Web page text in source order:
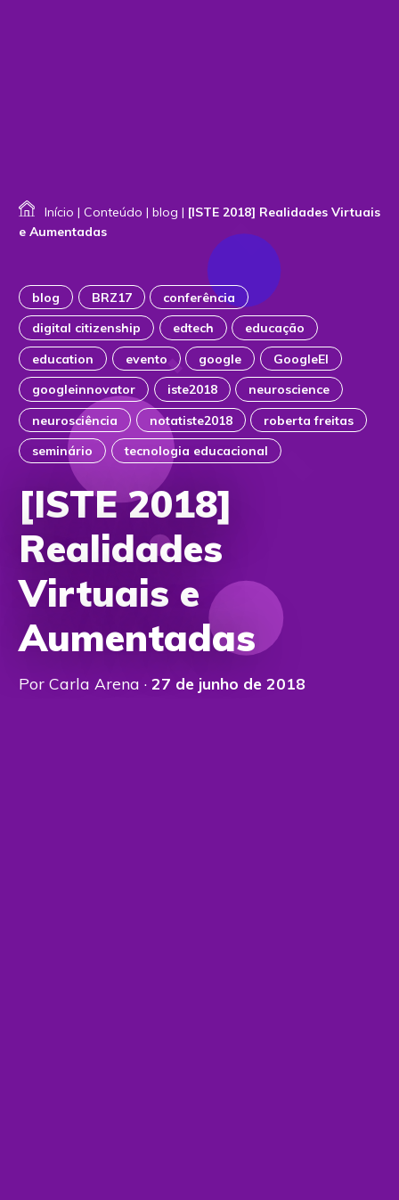
Início | Conteúdo | blog | [ISTE 2018] Realidades Virtuais
e Aumentadas
blog BRZ17
conferência
digital citizenship
edtech
educação
education
evento google
GoogleEI
googleinnovator
iste2018
neuroscience
neurosciência
notatiste2018
roberta freitas
seminário
tecnologia educacional
[ISTE 2018]
Realidades
Virtuais e
Aumentadas
Por Carla Arena · 27 de junho de 2018